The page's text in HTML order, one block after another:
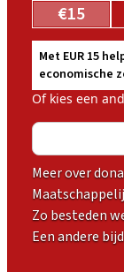
€15
Met EUR 15
economische
Of kies een
Meer over
Zo besteden
Een andere